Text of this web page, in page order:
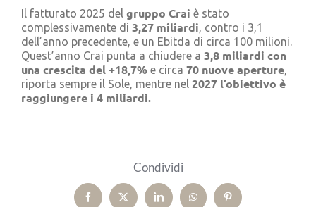
Il fatturato 2025 del gruppo Crai è stato
complessivamente di 3,27 miliardi, contro i 3,1
dell’anno precedente, e un Ebitda di circa 100 milioni.
Quest’anno Crai punta a chiudere a 3,8 miliardi con
una crescita del +18,7% e circa 70 nuove aperture,
riporta sempre il Sole, mentre nel 2027 l’obiettivo è
raggiungere i 4 miliardi.
Condividi
FacebookX LinkedInWhatsAppPinterest